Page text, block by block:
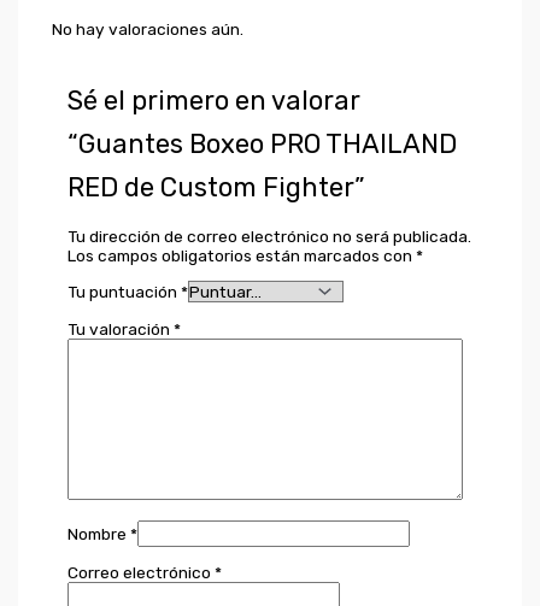
No hay valoraciones aún.
Sé el primero en valorar
“Guantes Boxeo PRO THAILAND
RED de Custom Fighter”
Tu dirección de correo electrónico no será publicada.
Los campos obligatorios están marcados con*
Tu puntuación*
Tu valoración*
Nombre*
Correo electrónico*